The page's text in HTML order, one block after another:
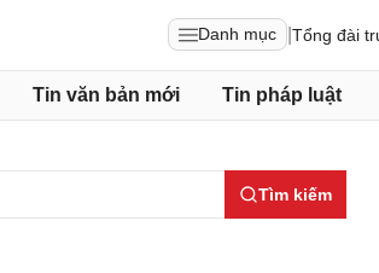
Danh mục Tổng đài
Tin văn bản mới Tin pháp luật
Tìm kiếm